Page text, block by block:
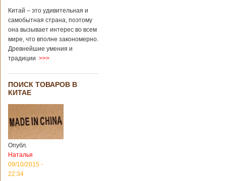
Китай – это удивительная и
самобытная страна, поэтому
она вызывает интерес во всем
мире, что вполне закономерно.
Древнейшие умения и
традиции >>>
ПОИСК ТОВАРОВ В
КИТАЕ
Опубл.
Наталья
09/10/2015 -
22:34